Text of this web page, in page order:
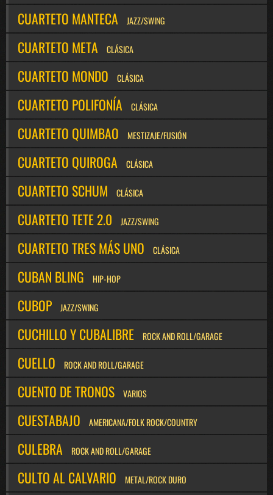
CUARTETO MANTECA JAZZ/SWING
CUARTETO META CLÁSICA
CUARTETO MONDO CLÁSICA
CUARTETO POLIFONÍA CLÁSICA
CUARTETO QUIMBAO MESTIZAJE/FUSIÓN
CUARTETO QUIROGA CLÁSICA
CUARTETO SCHUM CLÁSICA
CUARTETO TETE 2.0 JAZZ/SWING
CUARTETO TRES MÁS UNO CLÁSICA
CUBAN BLING HIP-HOP
CUBOP JAZZ/SWING
CUCHILLO Y CUBALIBRE ROCK AND ROLL/GARAGE
CUELLO ROCK AND ROLL/GARAGE
CUENTO DE TRONOS VARIOS
CUESTABAJO AMERICANA/FOLK ROCK/COUNTRY
CULEBRA ROCK AND ROLL/GARAGE
CULTO AL CALVARIO METAL/ROCK DURO